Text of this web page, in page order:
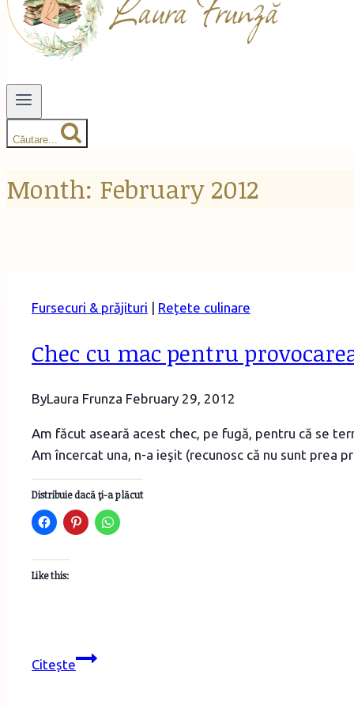
Căutare...
Month: February 2012
Fursecuri & prăjituri | Rețete culinare
Chec cu mac pentru
ByLaura Frunza February 29, 2012
Am făcut aseară acest chec, pe fugă, pentru că se
Am încercat una, n-a ieşit (recunosc că nu sunt prea
Distribuie dacă ţi-a plăcut
Like this:
CiteșteChec